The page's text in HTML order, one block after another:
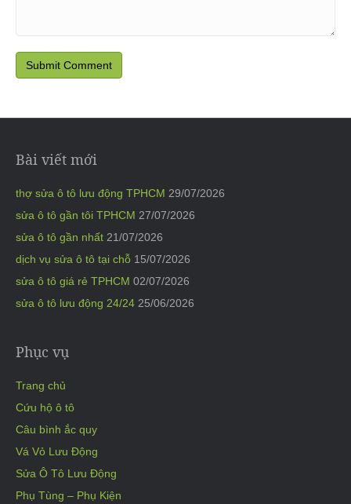
Bài viết mới
thợ sửa ô tô lưu động TPHCM 29/07/2026
sửa ô tô gần tôi TPHCM 27/07/2026
sửa ô tô gần nhất 21/07/2026
dịch vụ sửa ô tô tại chỗ 15/07/2026
sửa ô tô giá rẻ TPHCM 02/07/2026
sửa ô tô lưu động 24/24 25/06/2026
Phục vụ
Trang chủ
Cứu hộ ô tô
Câu bình ắc quy
Vá Vỏ Lưu Động
Sửa Ô Tô Lưu Động
Phụ Tùng – Phụ Kiện